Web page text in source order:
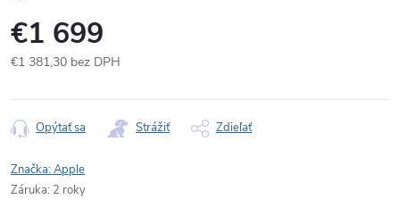
€1 699
€1 381,30 bez DPH
cena:
Opýtať sa Strážiť Zdieľať
Značka:Apple
Záruka: 2 roky